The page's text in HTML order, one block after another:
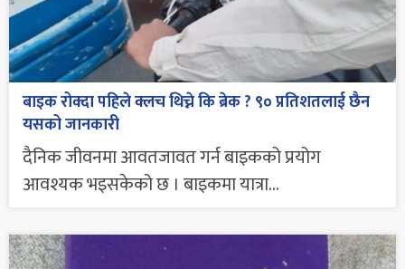
बाइक रोक्दा पहिले क्लच थिच्ने कि ब्रेक ? ९० प्रतिशतलाई छैन
यसको जानकारी
दैनिक जीवनमा आवतजावत गर्न बाइकको प्रयोग
आवश्यक भइसकेको छ । बाइकमा यात्रा...